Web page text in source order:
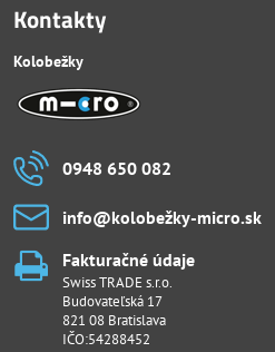
Kontakty
Kolobežky
0948 650 082
info​@kolobežky-micro​.sk
Fakturačné údaje
Swiss TRADE s.r.o.
Budovateľská 17
821 08 Bratislava
IČO:54288452